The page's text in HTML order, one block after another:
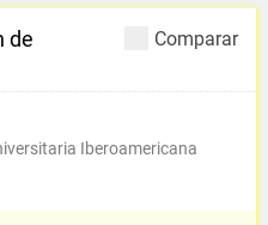
Comparar
de
Iberoamericana